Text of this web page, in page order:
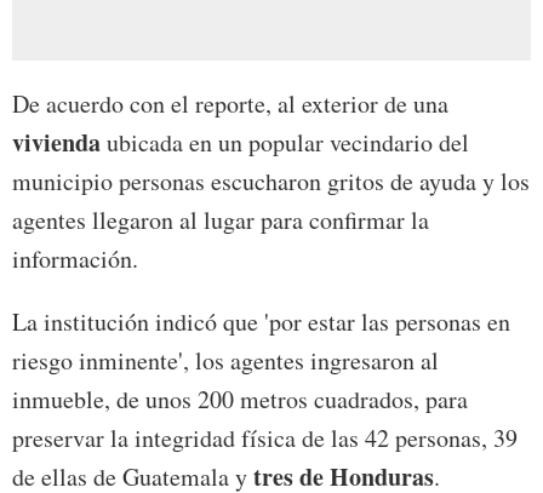
De acuerdo con el reporte, al exterior de una
viviendaubicada en un popular vecindario del
municipio personas escucharon gritos de ayuda y los
agentes llegaron al lugar para confirmar la
información.
La institución indicó que 'por estar las personas en
riesgo inminente', los agentes ingresaron al
inmueble, de unos 200 metros cuadrados, para
preservar la integridad física de las 42 personas, 39
de ellas de Guatemala ytres de Honduras.